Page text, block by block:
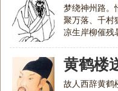
梦绕神州路。
聚万落、千村
凉生岸柳催残
黄鹤楼
故人西辞黄鹤